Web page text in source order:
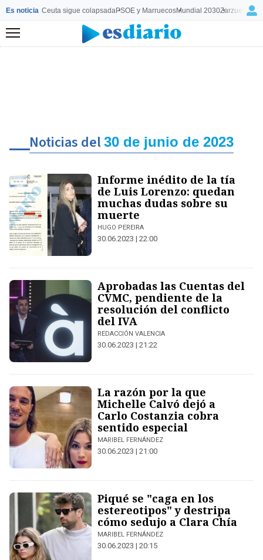
Es noticia Ceuta sigue colapsadaPSOE y MarruecosMundial 2030Zarzuela y
Menú
Noticias del30 de junio de 2023
Informe inédito de la tía
de Luis Lorenzo: quedan
muchas dudas sobre su
muerte
HUGO PEREIRA
30.06.2023 | 22:00
Aprobadas las Cuentas del
CVMC, pendiente de la
resolución del conflicto
del IVA
REDACCIÓN VALENCIA
30.06.2023 | 21:22
La razón por la que
Michelle Calvó dejó a
Carlo Costanzia cobra
sentido especial
MARIBEL FERNÁNDEZ
30.06.2023 | 21:00
Piqué se "caga en los
estereotipos" y destripa
cómo sedujo a Clara Chía
MARIBEL FERNÁNDEZ
30.06.2023 | 20:15